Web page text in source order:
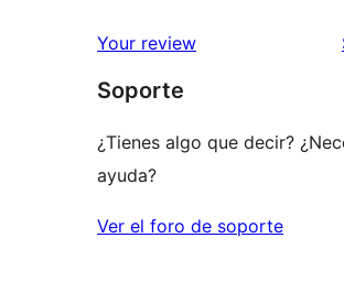
Your review
Soporte
¿Tienes algo que decir?
ayuda?
Ver el foro de soporte